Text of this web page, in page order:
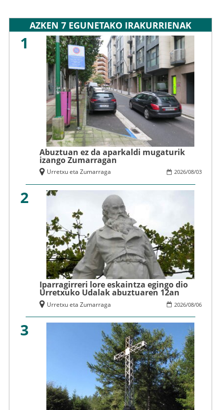
AZKEN 7 EGUNETAKO IRAKURRIENAK
1
Abuztuan ez da aparkaldi mugaturik
izango Zumarragan
2026/08/03
Urretxu eta Zumarraga
2
Iparragirreri lore eskaintza egingo dio
Urretxuko Udalak abuztuaren 12an
2026/08/06
Urretxu eta Zumarraga
3